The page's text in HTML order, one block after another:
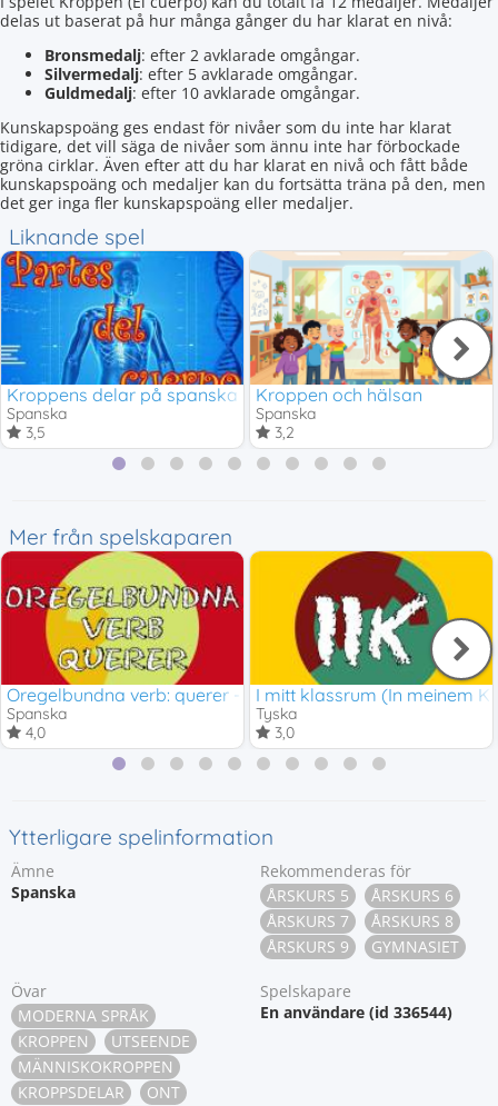
delas ut baserat på hur många gånger du har klarat en nivå:
Bronsmedalj: efter 2 avklarade omgångar.
Silvermedalj: efter 5 avklarade omgångar.
Guldmedalj: efter 10 avklarade omgångar.
Kunskapspoäng ges endast för nivåer som du inte har klarat
tidigare, det vill säga de nivåer som ännu inte har förbockade
gröna cirklar. Även efter att du har klarat en nivå och fått både
kunskapspoäng och medaljer kan du fortsätta träna på den, men
det ger inga fler kunskapspoäng eller medaljer.
Liknande spel
Kroppens delar på spanska
Spanska
3,5
Kroppen och hälsan
Spanska
3,2
Mer från spelskaparen
Oregelbundna verb: querer - ir
Spanska
4,0
I mitt klassrum (In meinem
Tyska
3,0
Ytterligare spelinformation
Ämne
Spanska
Rekommenderas för
ÅRSKURS 5
ÅRSKURS 6
ÅRSKURS 7
ÅRSKURS 8
ÅRSKURS 9
GYMNASIET
Övar
MODERNA SPRÅK
KROPPEN
UTSEENDE
MÄNNISKOKROPPEN
KROPPSDELAR
ONT
Spelskapare
En användare (id 336544)